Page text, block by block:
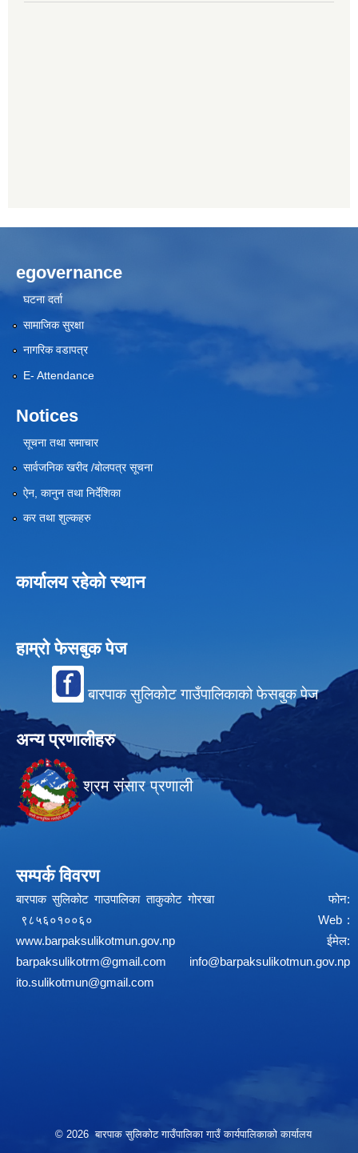
egovernance
घटना दर्ता
सामाजिक सुरक्षा
नागरिक वडापत्र
E- Attendance
Notices
सूचना तथा समाचार
सार्वजनिक खरीद /बोलपत्र सूचना
ऐन, कानुन तथा निर्देशिका
कर तथा शुल्कहरु
कार्यालय रहेको स्थान
हाम्रो फेसबुक पेज
बारपाक सुलिकोट गाउँपालिकाको फेसबुक पेज
अन्य प्रणालीहरु
श्रम संसार प्रणाली
सम्पर्क विवरण
बारपाक सुलिकोट गाउपालिका ताकुकोट गोरखा फोन:
९८५६०१००६० Web :
www.barpaksulikotmun.gov.np
ईमेल:
barpaksulikotrm@gmail.com
info@barpaksulikotmun.gov.np
ito.sulikotmun@gmail.com
© 2026 बारपाक सुलिकोट गाउँपालिका गाउँ कार्यपालिकाको कार्यालय